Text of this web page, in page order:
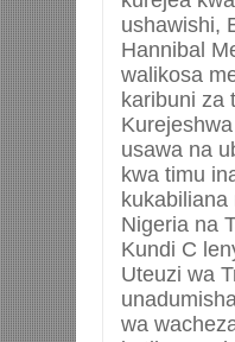
ushawishi,
Hannibal
walikosa
karibuni za
usawa na
kwa timu
kukabiliana
Nigeria na
Kundi C
Uteuzi wa
wa